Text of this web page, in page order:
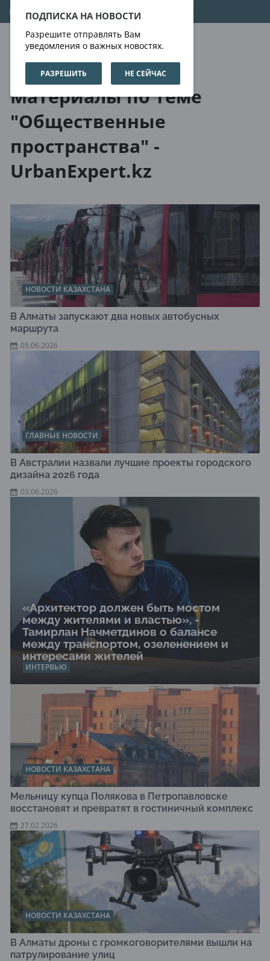
ПОДПИСКА НА НОВОСТИ
Разрешите отправлять Вам
уведомления о важных новостях.
РАЗРЕШИТЬ НЕ СЕЙЧАС
08.08.2026 14:25:01
О нас Метки
Материалы по теме
"Общественные
пространства" -
UrbanExpert.kz
НОВОСТИ КАЗАХСТАНА
В Алматы запускают два новых автобусных
маршрута
05.06.2026
ГЛАВНЫЕ НОВОСТИ
В Австралии назвали лучшие проекты городского
дизайна 2026 года
03.06.2026
«Архитектор должен быть мостом
между жителями и властью», -
Тамирлан Начметдинов о балансе
между транспортом, озеленением и
интересами жителей
ИНТЕРВЬЮ
НОВОСТИ КАЗАХСТАНА
Мельницу купца Полякова в Петропавловске
восстановят и превратят в гостиничный комплекс
27.02.2026
НОВОСТИ КАЗАХСТАНА
В Алматы дроны с громкоговорителями вышли на
патрулирование улиц